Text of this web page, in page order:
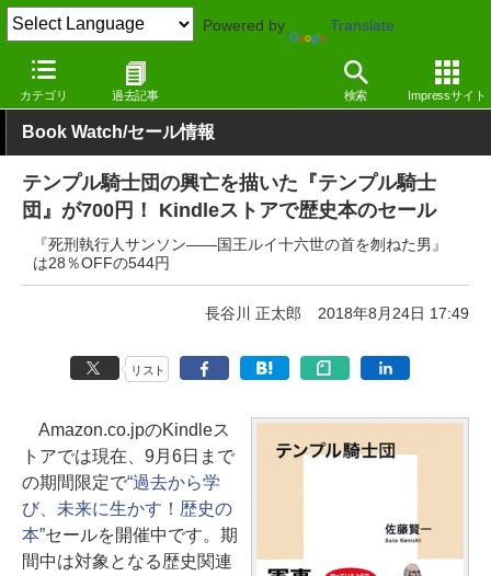
Powered by Translate
カテゴリ 過去記事 検索 Impressサイト
窓の杜 電子書籍・本
Book Watch/セール情報
テンプル騎士団の興亡を描いた『テンプル騎士
団』が700円！ Kindleストアで歴史本のセール
『死刑執行人サンソン――国王ルイ十六世の首を刎ねた男』
は28％OFFの544円
長谷川 正太郎 2018年8月24日 17:49
リスト
Amazon.co.jpのKindleス
トアでは現在、9月6日まで
の期間限定で“過去から学
び、未来に生かす！歴史の
本”セールを開催中です。期
間中は対象となる歴史関連